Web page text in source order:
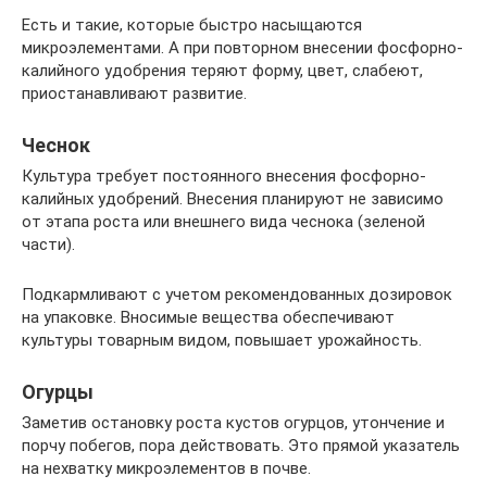
Есть и такие, которые быстро насыщаются
микроэлементами. А при повторном внесении фосфорно-
калийного удобрения теряют форму, цвет, слабеют,
приостанавливают развитие.
Чеснок
Культура требует постоянного внесения фосфорно-
калийных удобрений. Внесения планируют не зависимо
от этапа роста или внешнего вида чеснока (зеленой
части).
Подкармливают с учетом рекомендованных дозировок
на упаковке. Вносимые вещества обеспечивают
культуры товарным видом, повышает урожайность.
Огурцы
Заметив остановку роста кустов огурцов, утончение и
порчу побегов, пора действовать. Это прямой указатель
на нехватку микроэлементов в почве.